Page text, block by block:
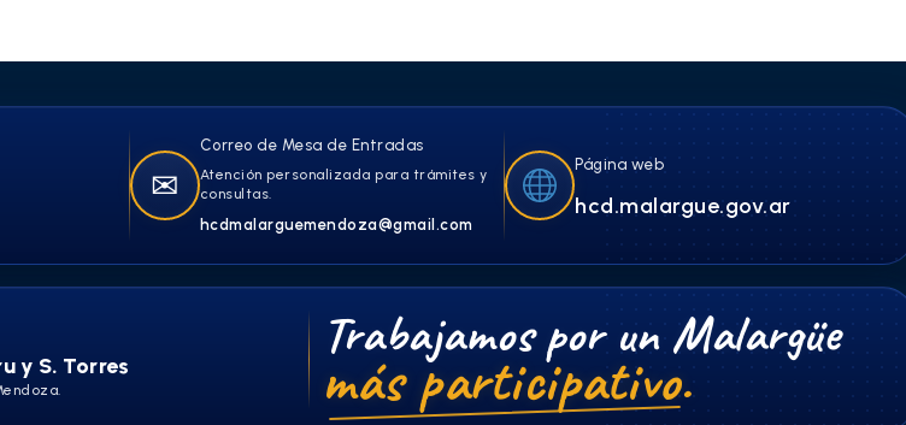
✉
Correo de Mesa de Entradas
Atención personalizada para trámites y
consultas.
hcdmalarguemendoza@gmail.com
Página web
hcd.malargue.gov.ar
y S. Torres Trabajamos por un Malargüe
más participativo.